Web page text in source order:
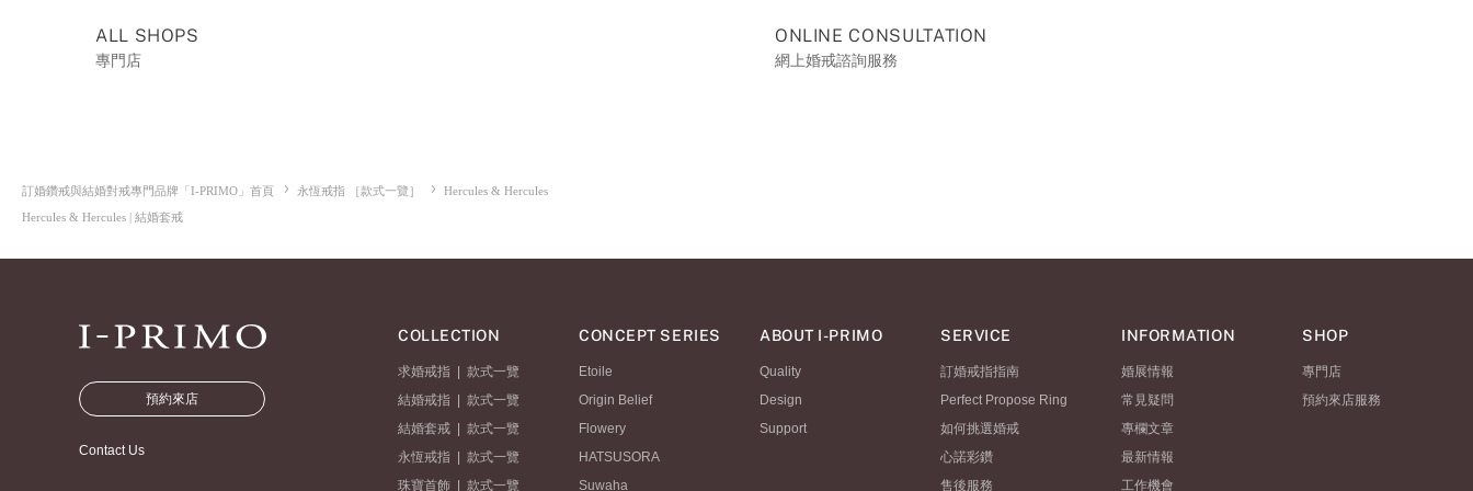
ALL SHOPS
專門店
ONLINE CONSULTATION
網上婚戒諮詢服務
訂婚鑽戒與結婚對戒專門品牌「I-PRIMO」首頁 永恆戒指 ［款式一覽］
Hercules & Hercules
Hercules & Hercules | 結婚套戒
預約來店
Contact Us
COLLECTION
求婚戒指
款式一覽
結婚戒指
款式一覽
結婚套戒
款式一覽
永恆戒指
款式一覽
珠寶首飾
款式一覽
CONCEPT SERIES
Etoile
Origin Belief
Flowery
HATSUSORA
Suwaha
ABOUT I-PRIMO
Quality
Design
Support
SERVICE
訂婚戒指指南
Perfect Propose Ring
如何挑選婚戒
心諾彩鑽
售後服務
INFORMATION
婚展情報
常見疑問
專欄文章
最新情報
工作機會
SHOP
專門店
預約來店服務